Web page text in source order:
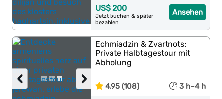
Ansehen
US$ 200
Jetzt buchen & später
bezahlen
›
‹
Echmiadzin & Zvartnots:
Private Halbtagestour mit
Abholung
4.95 (108) 3 h–4 h